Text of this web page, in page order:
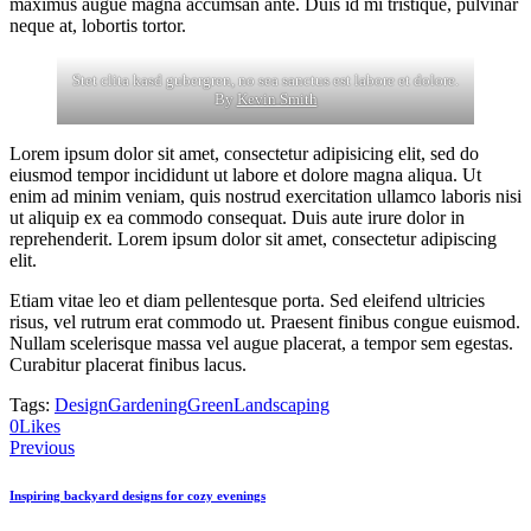
maximus augue magna accumsan ante. Duis id mi tristique, pulvinar
neque at, lobortis tortor.
Stet clita kasd gubergren, no sea sanctus est labore et dolore.
ByKevin Smith
Lorem ipsum dolor sit amet, consectetur adipisicing elit, sed do
eiusmod tempor incididunt ut labore et dolore magna aliqua. Ut
enim ad minim veniam, quis nostrud exercitation ullamco laboris nisi
ut aliquip ex ea commodo consequat. Duis aute irure dolor in
reprehenderit. Lorem ipsum dolor sit amet, consectetur adipiscing
elit.
Etiam vitae leo et diam pellentesque porta. Sed eleifend ultricies
risus, vel rutrum erat commodo ut. Praesent finibus congue euismod.
Nullam scelerisque massa vel augue placerat, a tempor sem egestas.
Curabitur placerat finibus lacus.
Tags: DesignGardeningGreenLandscaping
0LikesCopy
URL
clipboard
Post
navigation
Previous
Inspiring backyard designs for cozy evenings